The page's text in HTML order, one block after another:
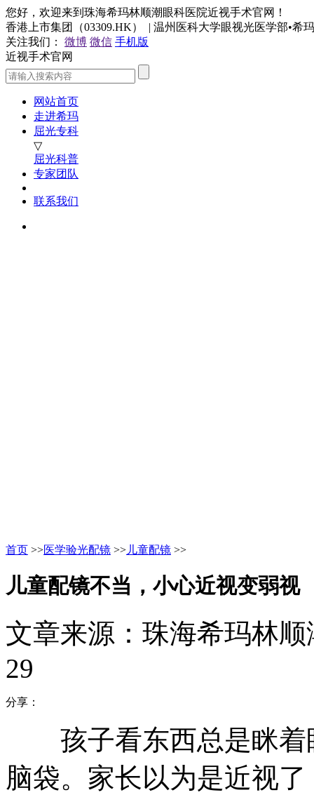
您好，欢迎来到珠海希玛林顺潮眼科医院近视手术官网！
香港上市集团（03309.HK） | 温州医科大学眼视光医学部•希
关注我们：
微博 微信 手机版
近视手术官网
网站首页
走进希玛
屈光专科
▽
屈光科普
专家团队
联系我们
首页 >>医学验光配镜 >> 儿童配镜 >>
儿童配镜不当，小心近视变弱视
文章来源：珠海希玛林
29
分享：
孩子看东西总是眯着
脑袋。家长以为是近视